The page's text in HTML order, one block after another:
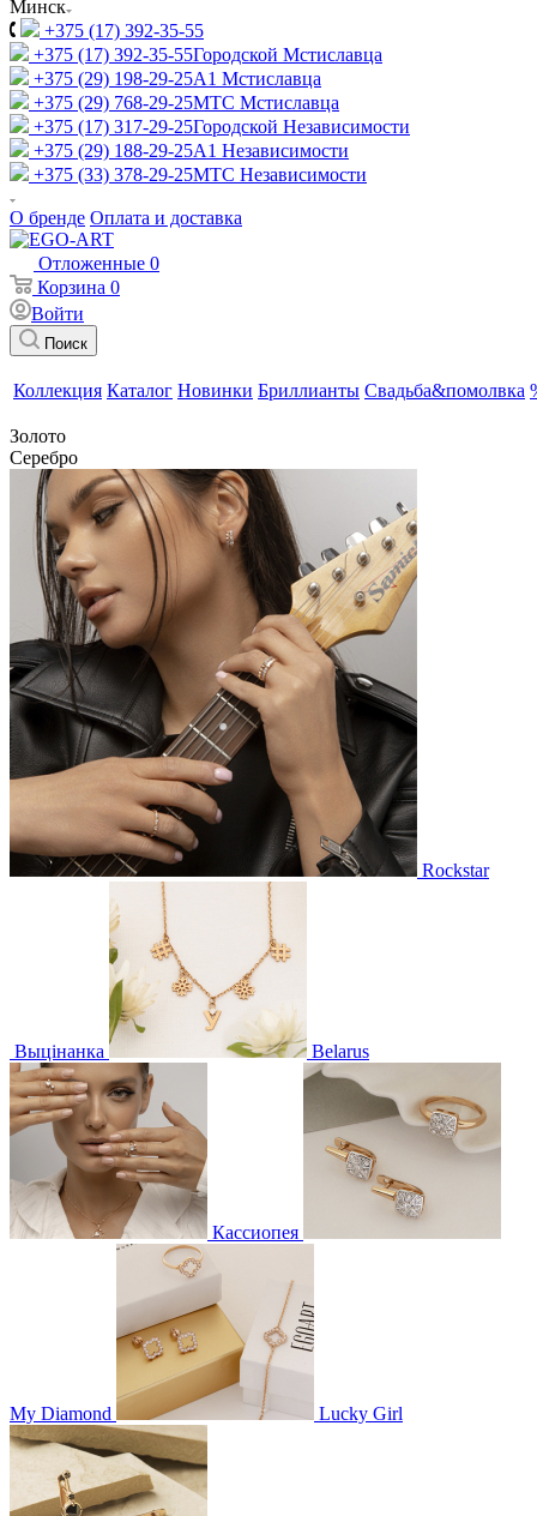
Минск
+375 (17) 392-35-55
+375 (17) 392-35-55Городской Мстиславца
+375 (29) 198-29-25A1 Мстиславца
+375 (29) 768-29-25МТС Мстиславца
+375 (17) 317-29-25Городской Независимости
+375 (29) 188-29-25A1 Независимости
+375 (33) 378-29-25МТС Независимости
О бренде Оплата и доставка
Отложенные 0
Корзина 0
Войти
Поиск
Коллекция Каталог Новинки Бриллианты Свадьба&помолвка
Золото
Серебро
Rockstar
Выцінанка Belarus
Кассиопея
My Diamond Lucky Girl